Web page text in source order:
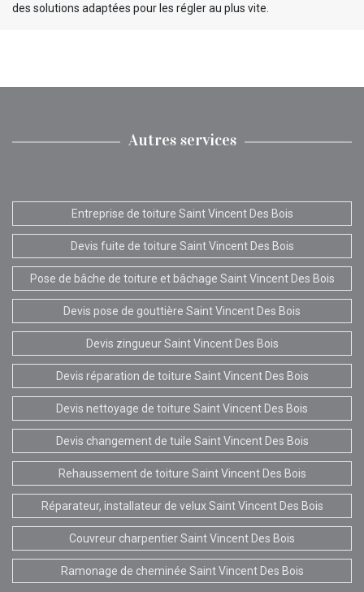
des solutions adaptées pour les régler au plus vite.
Autres services
Entreprise de toiture Saint Vincent Des Bois
Devis fuite de toiture Saint Vincent Des Bois
Pose de bâche de toiture et bâchage Saint Vincent Des Bois
Devis pose de gouttière Saint Vincent Des Bois
Devis zingueur Saint Vincent Des Bois
Devis réparation de toiture Saint Vincent Des Bois
Devis nettoyage de toiture Saint Vincent Des Bois
Devis changement de tuile Saint Vincent Des Bois
Rehaussement de toiture Saint Vincent Des Bois
Réparateur, installateur de velux Saint Vincent Des Bois
Couvreur charpentier Saint Vincent Des Bois
Ramonage de cheminée Saint Vincent Des Bois